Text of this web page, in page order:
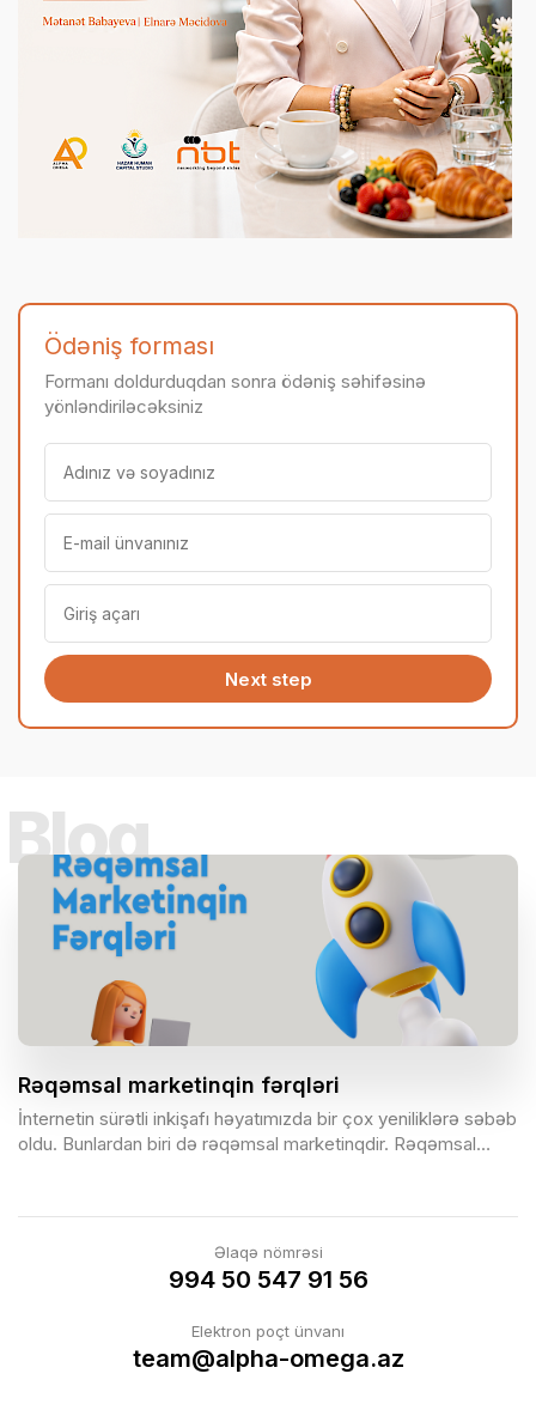
Ödəniş forması
Formanı doldurduqdan sonra ödəniş səhifəsinə
yönləndiriləcəksiniz
Next step
Bloq
Rəqəmsal marketinqin fərqləri
İnternetin sürətli inkişafı həyatımızda bir çox yeniliklərə səbəb
oldu. Bunlardan biri də rəqəmsal marketinqdir. Rəqəmsal
email marketinq, remarketinq, kontent marketinq, e-ticarət,
displey reklamlar və s. aiddir. Ənənəvi marketinq isə
marketinq fəaliyyətinin ənənəvi şəkildə, yəni qəzet,
televiziya, radio, jurnal və s. vasitəsilə həyata keçirildiyi
Əlaqə nömrəsi
994 50 547 91 56
Elektron poçt ünvanı
team@alpha-omega.az